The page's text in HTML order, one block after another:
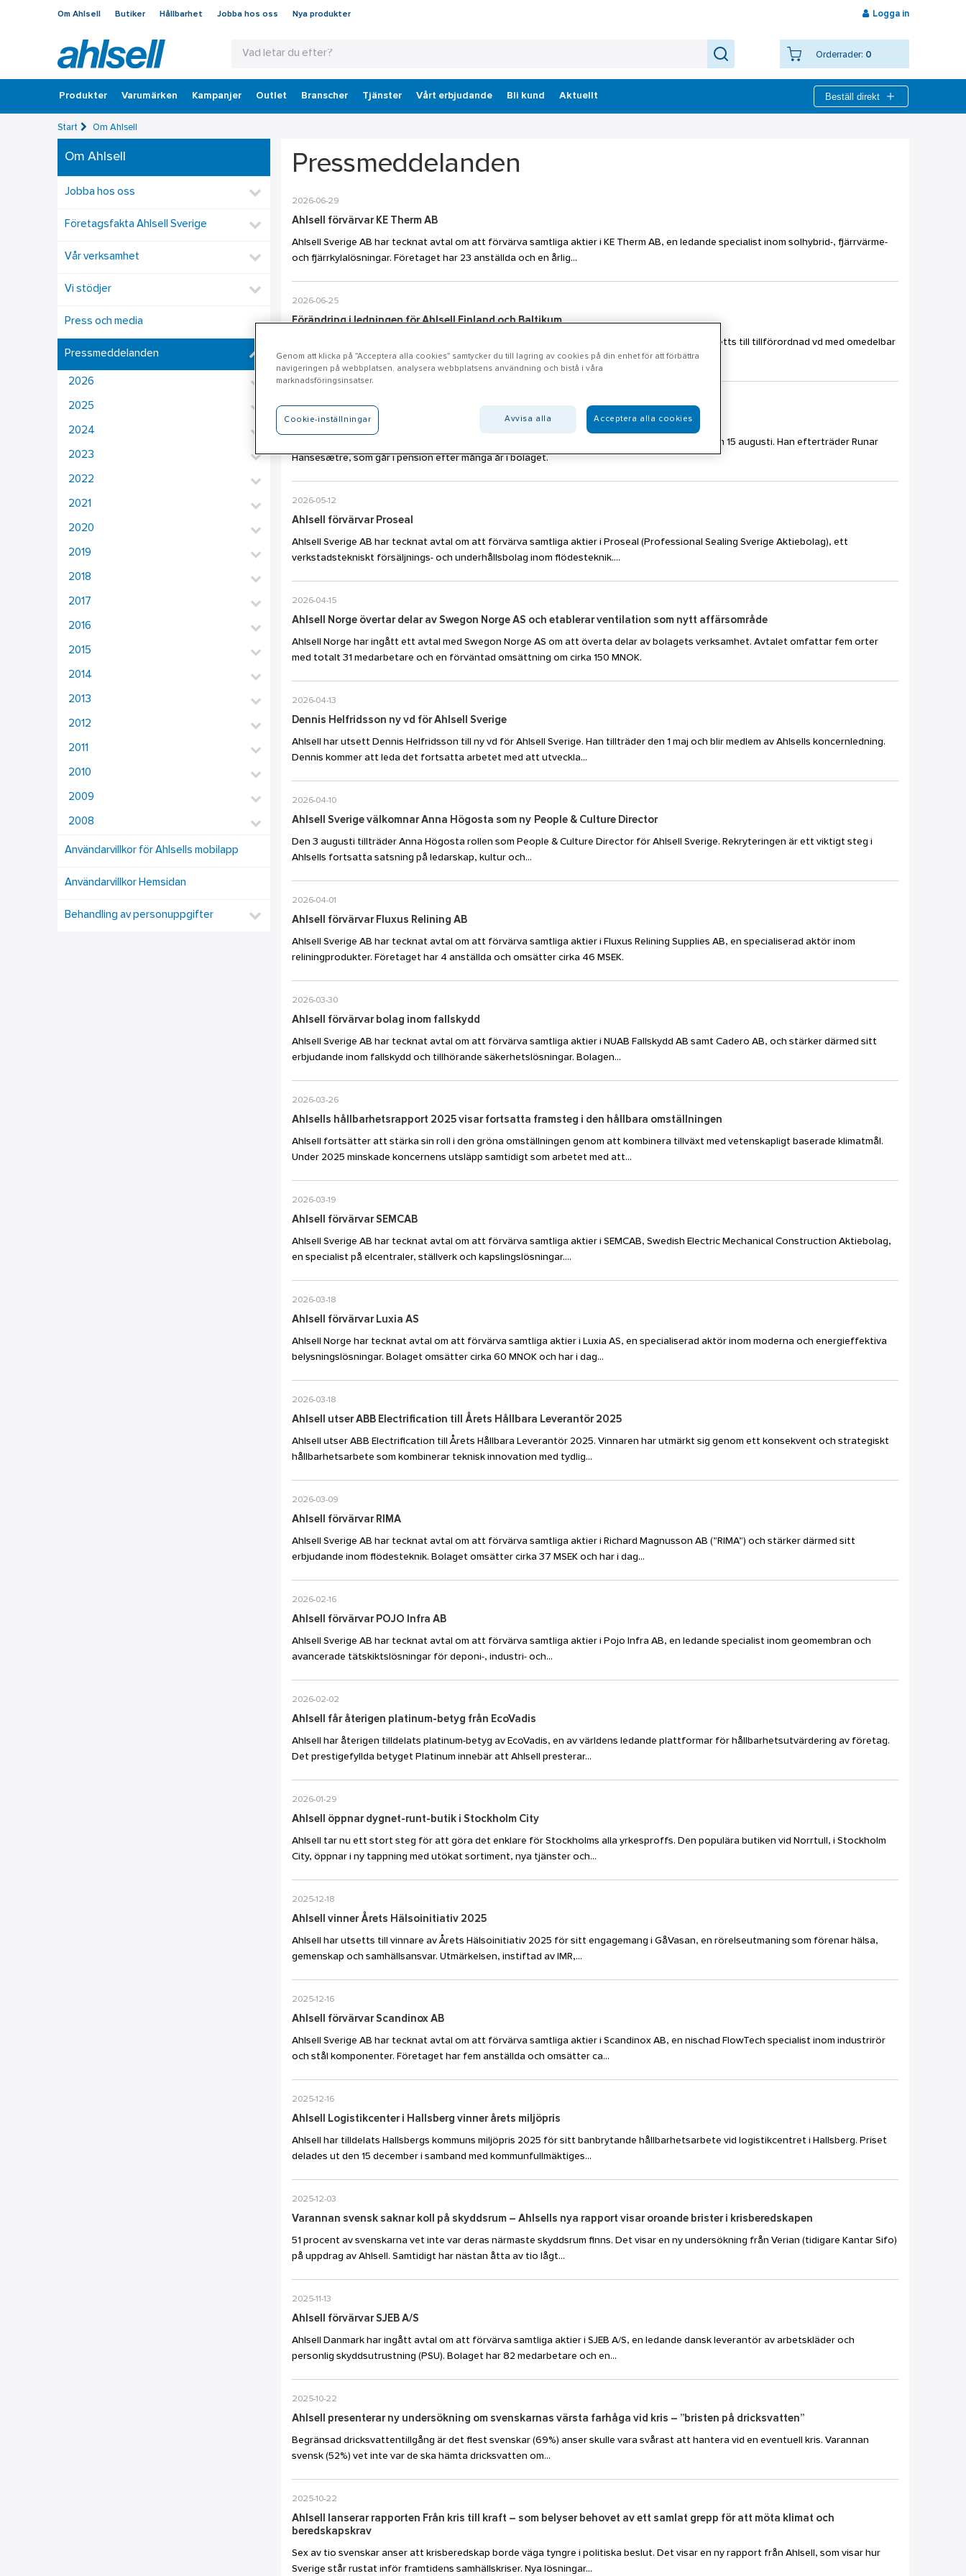
Om Ahlsell Butiker Hållbarhet Jobba hos oss Nya produkter Logga in
Orderrader: 0
Produkter Varumärken Kampanjer Outlet Branscher Tjänster Vårt erbjudande Bli kund Aktuellt Beställ direkt
Start Om Ahlsell
Om Ahlsell
Jobba hos oss
Företagsfakta Ahlsell Sverige
Vår verksamhet
Vi stödjer
Press och media
Pressmeddelanden
2026
2025
2024
2023
2022
2021
2020
2019
2018
2017
2016
2015
2014
2013
2012
2011
2010
2009
2008
Användarvillkor för Ahlsells mobilapp
Användarvillkor Hemsidan
Behandling av personuppgifter
Pressmeddelanden
2026-06-29
Ahlsell förvärvar KE Therm AB
Ahlsell Sverige AB har tecknat avtal om att förvärva samtliga aktier i KE Therm AB, en ledande specialist inom solhybrid-, fjärrvärme-
och fjärrkylalösningar. Företaget har 23 anställda och en årlig...
2026-06-25
Förändring i ledningen för Ahlsell Finland och Baltikum
Olli Köresaar lämnar sin roll som vd för Ahlsell Finland och Baltikum. Runar Hansesætre har utsetts till tillförordnad vd med omedelbar
verkan.
Daniel Snöman ny vd för Ahlsell Norge
Ahlsell meddelar idag att Daniel Snöman har utsetts till ny vd för Ahlsell Norge med tillträde den 15 augusti. Han efterträder Runar
Hansesætre, som går i pension efter många år i bolaget.
2026-05-12
Ahlsell förvärvar Proseal
Ahlsell Sverige AB har tecknat avtal om att förvärva samtliga aktier i Proseal (Professional Sealing Sverige Aktiebolag), ett
verkstadstekniskt försäljnings- och underhållsbolag inom flödesteknik....
2026-04-15
Ahlsell Norge övertar delar av Swegon Norge AS och etablerar ventilation som nytt affärsområde
Ahlsell Norge har ingått ett avtal med Swegon Norge AS om att överta delar av bolagets verksamhet. Avtalet omfattar fem orter
med totalt 31 medarbetare och en förväntad omsättning om cirka 150 MNOK.
2026-04-13
Dennis Helfridsson ny vd för Ahlsell Sverige
Ahlsell har utsett Dennis Helfridsson till ny vd för Ahlsell Sverige. Han tillträder den 1 maj och blir medlem av Ahlsells koncernledning.
Dennis kommer att leda det fortsatta arbetet med att utveckla...
2026-04-10
Ahlsell Sverige välkomnar Anna Högosta som ny People & Culture Director
Den 3 augusti tillträder Anna Högosta rollen som People & Culture Director för Ahlsell Sverige. Rekryteringen är ett viktigt steg i
Ahlsells fortsatta satsning på ledarskap, kultur och...
2026-04-01
Ahlsell förvärvar Fluxus Relining AB
Ahlsell Sverige AB har tecknat avtal om att förvärva samtliga aktier i Fluxus Relining Supplies AB, en specialiserad aktör inom
reliningprodukter. Företaget har 4 anställda och omsätter cirka 46 MSEK.
2026-03-30
Ahlsell förvärvar bolag inom fallskydd
Ahlsell Sverige AB har tecknat avtal om att förvärva samtliga aktier i NUAB Fallskydd AB samt Cadero AB, och stärker därmed sitt
erbjudande inom fallskydd och tillhörande säkerhetslösningar. Bolagen...
2026-03-26
Ahlsells hållbarhetsrapport 2025 visar fortsatta framsteg i den hållbara omställningen
Ahlsell fortsätter att stärka sin roll i den gröna omställningen genom att kombinera tillväxt med vetenskapligt baserade klimatmål.
Under 2025 minskade koncernens utsläpp samtidigt som arbetet med att...
2026-03-19
Ahlsell förvärvar SEMCAB
Ahlsell Sverige AB har tecknat avtal om att förvärva samtliga aktier i SEMCAB, Swedish Electric Mechanical Construction Aktiebolag,
en specialist på elcentraler, ställverk och kapslingslösningar....
2026-03-18
Ahlsell förvärvar Luxia AS
Ahlsell Norge har tecknat avtal om att förvärva samtliga aktier i Luxia AS, en specialiserad aktör inom moderna och energieffektiva
belysningslösningar. Bolaget omsätter cirka 60 MNOK och har i dag...
2026-03-18
Ahlsell utser ABB Electrification till Årets Hållbara Leverantör 2025
Ahlsell utser ABB Electrification till Årets Hållbara Leverantör 2025. Vinnaren har utmärkt sig genom ett konsekvent och strategiskt
hållbarhetsarbete som kombinerar teknisk innovation med tydlig...
2026-03-09
Ahlsell förvärvar RIMA
Ahlsell Sverige AB har tecknat avtal om att förvärva samtliga aktier i Richard Magnusson AB (”RIMA”) och stärker därmed sitt
erbjudande inom flödesteknik. Bolaget omsätter cirka 37 MSEK och har i dag...
2026-02-16
Ahlsell förvärvar POJO Infra AB
Ahlsell Sverige AB har tecknat avtal om att förvärva samtliga aktier i Pojo Infra AB, en ledande specialist inom geomembran och
avancerade tätskiktslösningar för deponi-, industri- och...
2026-02-02
Ahlsell får återigen platinum-betyg från EcoVadis
Ahlsell har återigen tilldelats platinum-betyg av EcoVadis, en av världens ledande plattformar för hållbarhetsutvärdering av företag.
Det prestigefyllda betyget Platinum innebär att Ahlsell presterar...
2026-01-29
Ahlsell öppnar dygnet-runt-butik i Stockholm City
Ahlsell tar nu ett stort steg för att göra det enklare för Stockholms alla yrkesproffs. Den populära butiken vid Norrtull, i Stockholm
City, öppnar i ny tappning med utökat sortiment, nya tjänster och...
2025-12-18
Ahlsell vinner Årets Hälsoinitiativ 2025
Ahlsell har utsetts till vinnare av Årets Hälsoinitiativ 2025 för sitt engagemang i GåVasan, en rörelseutmaning som förenar hälsa,
gemenskap och samhällsansvar. Utmärkelsen, instiftad av IMR,...
2025-12-16
Ahlsell förvärvar Scandinox AB
Ahlsell Sverige AB har tecknat avtal om att förvärva samtliga aktier i Scandinox AB, en nischad FlowTech specialist inom industrirör
och stål komponenter. Företaget har fem anställda och omsätter ca...
2025-12-16
Ahlsell Logistikcenter i Hallsberg vinner årets miljöpris
Ahlsell har tilldelats Hallsbergs kommuns miljöpris 2025 för sitt banbrytande hållbarhetsarbete vid logistikcentret i Hallsberg. Priset
delades ut den 15 december i samband med kommunfullmäktiges...
2025-12-03
Varannan svensk saknar koll på skyddsrum – Ahlsells nya rapport visar oroande brister i krisberedskapen
51 procent av svenskarna vet inte var deras närmaste skyddsrum finns. Det visar en ny undersökning från Verian (tidigare Kantar Sifo)
på uppdrag av Ahlsell. Samtidigt har nästan åtta av tio lågt...
2025-11-13
Ahlsell förvärvar SJEB A/S
Ahlsell Danmark har ingått avtal om att förvärva samtliga aktier i SJEB A/S, en ledande dansk leverantör av arbetskläder och
personlig skyddsutrustning (PSU). Bolaget har 82 medarbetare och en...
2025-10-22
Ahlsell presenterar ny undersökning om svenskarnas värsta farhåga vid kris – ”bristen på dricksvatten”
Begränsad dricksvattentillgång är det flest svenskar (69%) anser skulle vara svårast att hantera vid en eventuell kris. Varannan
svensk (52%) vet inte var de ska hämta dricksvatten om...
2025-10-22
Ahlsell lanserar rapporten Från kris till kraft – som belyser behovet av ett samlat grepp för att möta klimat och
beredskapskrav
Sex av tio svenskar anser att krisberedskap borde väga tyngre i politiska beslut. Det visar en ny rapport från Ahlsell, som visar hur
Sverige står rustat inför framtidens samhällskriser. Nya lösningar...
Genom att klicka på "Acceptera alla cookies" samtycker du till lagring av cookies på din enhet för att förbättra
navigeringen på webbplatsen, analysera webbplatsens användning och bistå i våra
marknadsföringsinsatser.
Cookie-inställningar Avvisa alla Acceptera alla cookies